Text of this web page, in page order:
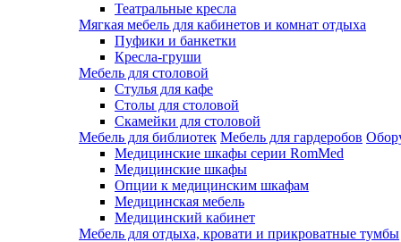
Театральные кресла
Мягкая мебель для кабинетов и комнат отдыха
Пуфики и банкетки
Кресла-груши
Мебель для столовой
Cтулья для кафе
Cтолы для столовой
Скамейки для столовой
Мебель для библиотек Мебель для гардеробов
Медицинские шкафы серии RomMed
Медицинские шкафы
Опции к медицинским шкафам
Медицинская мебель
Медицинский кабинет
Мебель для отдыха, кровати и прикроватные тумбы